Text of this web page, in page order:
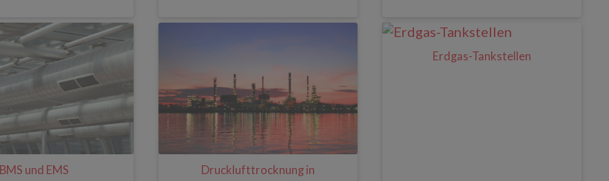
BMS und EMS
Drucklufttrocknung in
Erdgas-Tankstellen